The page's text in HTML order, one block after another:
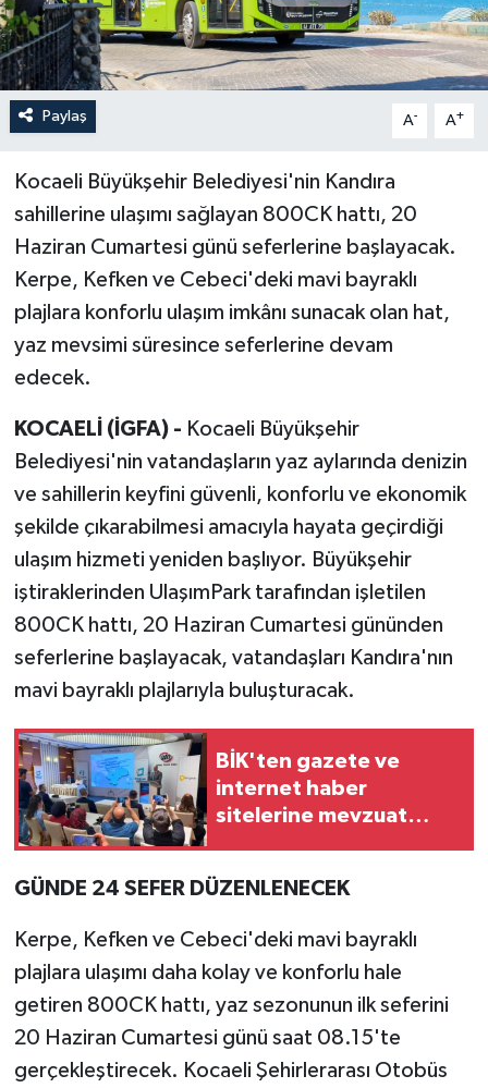
Paylaş A- A+
Kocaeli Büyükşehir Belediyesi'nin Kandıra
sahillerine ulaşımı sağlayan 800CK hattı, 20
Haziran Cumartesi günü seferlerine başlayacak.
Kerpe, Kefken ve Cebeci'deki mavi bayraklı
plajlara konforlu ulaşım imkânı sunacak olan hat,
yaz mevsimi süresince seferlerine devam
edecek.
KOCAELİ (İGFA) - Kocaeli Büyükşehir
Belediyesi'nin vatandaşların yaz aylarında denizin
ve sahillerin keyfini güvenli, konforlu ve ekonomik
şekilde çıkarabilmesi amacıyla hayata geçirdiği
ulaşım hizmeti yeniden başlıyor. Büyükşehir
iştiraklerinden UlaşımPark tarafından işletilen
800CK hattı, 20 Haziran Cumartesi gününden
seferlerine başlayacak, vatandaşları Kandıra'nın
mavi bayraklı plajlarıyla buluşturacak.
BİK'ten gazete ve
internet haber
sitelerine mevzuat
GÜNDE 24 SEFER DÜZENLENECEK
Kerpe, Kefken ve Cebeci'deki mavi bayraklı
plajlara ulaşımı daha kolay ve konforlu hale
getiren 800CK hattı, yaz sezonunun ilk seferini
20 Haziran Cumartesi günü saat 08.15'te
gerçekleştirecek. Kocaeli Şehirlerarası Otobüs